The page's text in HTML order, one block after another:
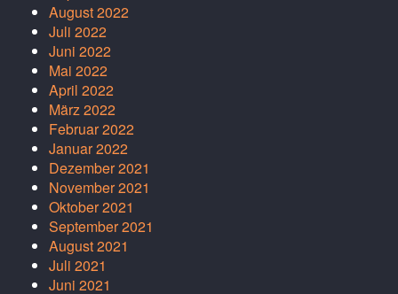
August 2022
Juli 2022
Juni 2022
Mai 2022
April 2022
März 2022
Februar 2022
Januar 2022
Dezember 2021
November 2021
Oktober 2021
September 2021
August 2021
Juli 2021
Juni 2021